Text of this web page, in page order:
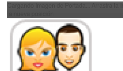
Cargando Imagen de Portada...
Arrastra la